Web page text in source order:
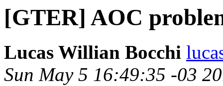
[GTER] AOC
Lucas Willian Bocchi
Sun May 5 16:49:35 -03